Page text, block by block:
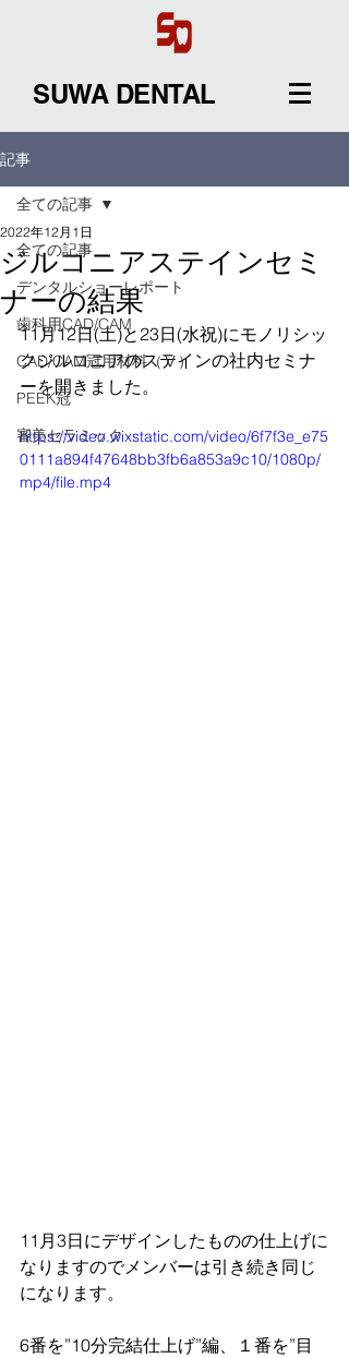
SUWA DENTAL
記事
全ての記事
デンタルショーレポート
歯科用CAD/CAM
CAD/CAM冠用材料（Ⅴ）
PEEK冠
審美セラミック
全ての記事
ジルコニアステインセミ
ナーの結果
2022年12月1日
11月12日(土)と23日(水祝)にモノリシッ
クジルコニアのステインの社内セミナ
ーを開きました。
https://video.wixstatic.com/video/6f7f3e_e75
0111a894f47648bb3fb6a853a9c10/1080p/
mp4/file.mp4
11月3日にデザインしたものの仕上げに
なりますのでメンバーは引き続き同じ
になります。
6番を”10分完結仕上げ”編、１番を”目